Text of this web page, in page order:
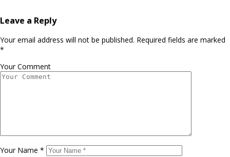
Leave a Reply
Your email address will not be published. Required fields are marked
*
Your Comment
Your Name *